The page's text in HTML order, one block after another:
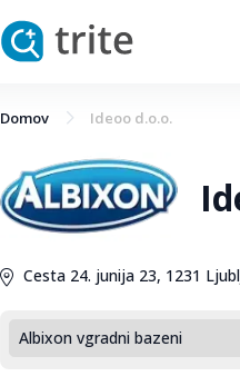
Domov Ideoo d.o.o.
Cesta 24. junija 23, 1231
Albixon vgradni bazeni